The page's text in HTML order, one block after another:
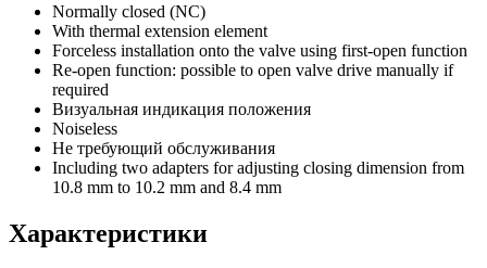
Normally closed (NC)
With thermal extension element
Forceless installation onto the valve using first-open function
Re-open function: possible to open valve drive manually if
required
Визуальная индикация положения
Noiseless
Не требующий обслуживания
Including two adapters for adjusting closing dimension from
10.8 mm to 10.2 mm and 8.4 mm
Характеристики